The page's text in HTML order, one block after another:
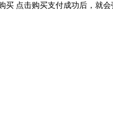
买 点击购买支付成功后，就